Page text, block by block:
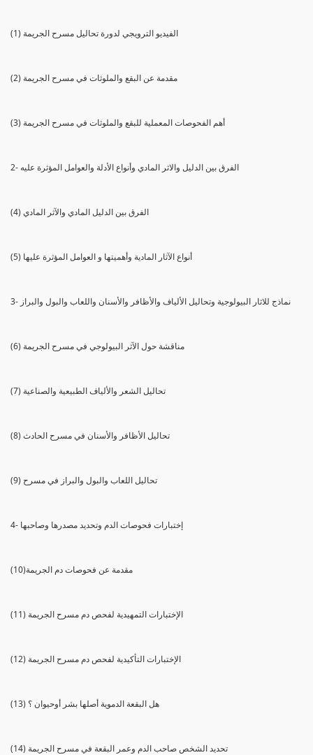
(1) الفيديو الترويجي لدورة تحاليل مسرح الجريمة
(2) مقدمة عن البقع والملوثات في مسرح الجريمة
(3) أهم الفحوصات المعملية للبقع والملوثات في مسرح الجريمة
2- الفرق بين الدليل والاثر المادي وأنواع الأدلة والعوامل المؤثرة عليه
(4) الفرق بين الدليل المادي والآثر المادي
(5) أنواع الآثار المادية وأهميتها و العوامل المؤثرة عليها
3- نماذج للاثار البيولوجية وتحاليل الألياف والأظافر والأسنان واللعاب والبول والبراز
(6) مناقشة حول الآثر البيولوجي في مسرح الجريمة
(7) تحاليل الشعر والألياف الطبيعية والصناعية
(8) تحاليل الأظافر والأسنان في مسرح الحادث
(9) تحاليل اللعاب والبول والبراز في مسرح
4- إختبارات فحوصات الدم وتحديد مصدرها وصاحبها
(10)مقدمة عن فحوصات دم الجريمة
(11) الإختبارات التمهيدية لفحص دم مسرح الجريمة
(12) الإختبارات التأكيدية لفحص دم مسرح الجريمة
(13) هل البقعة الدموية أصلها بشر أوحيوان ؟
(14) تحديد الشخص صاحب الدم وعمر البقعة في مسرح الجريمة